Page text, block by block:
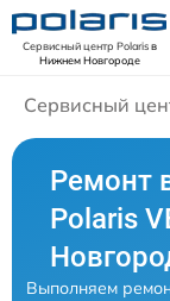
Сервисный центр Polarisв
Нижнем Новгороде
Сервисный
Ремонт
Polaris
Выполняем